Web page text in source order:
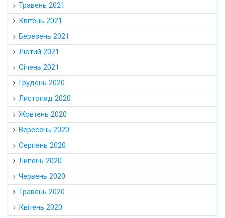
Травень 2021
Квітень 2021
Березень 2021
Лютий 2021
Січень 2021
Грудень 2020
Листопад 2020
Жовтень 2020
Вересень 2020
Серпень 2020
Липень 2020
Червень 2020
Травень 2020
Квітень 2020